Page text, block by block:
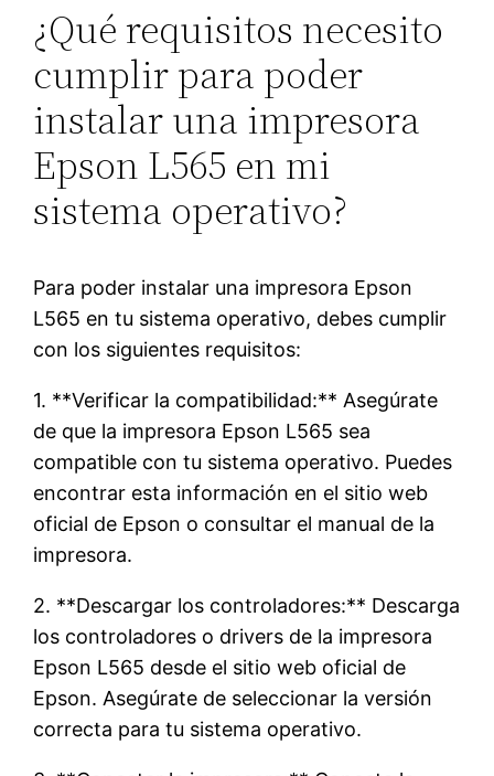
¿Qué requisitos necesito
cumplir para poder
instalar una impresora
Epson L565 en mi
sistema operativo?
Para poder instalar una impresora Epson
L565 en tu sistema operativo, debes cumplir
con los siguientes requisitos:
1. **Verificar la compatibilidad:** Asegúrate
de que la impresora Epson L565 sea
compatible con tu sistema operativo. Puedes
encontrar esta información en el sitio web
oficial de Epson o consultar el manual de la
impresora.
2. **Descargar los controladores:** Descarga
los controladores o drivers de la impresora
Epson L565 desde el sitio web oficial de
Epson. Asegúrate de seleccionar la versión
correcta para tu sistema operativo.